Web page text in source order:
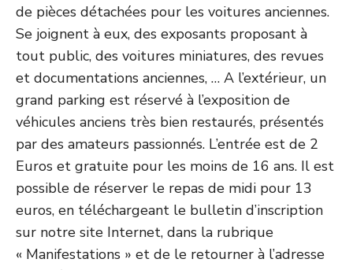
de pièces détachées pour les voitures anciennes.
Se joignent à eux, des exposants proposant à
tout public, des voitures miniatures, des revues
et documentations anciennes, … A l’extérieur, un
grand parking est réservé à l’exposition de
véhicules anciens très bien restaurés, présentés
par des amateurs passionnés. L’entrée est de 2
Euros et gratuite pour les moins de 16 ans. Il est
possible de réserver le repas de midi pour 13
euros, en téléchargeant le bulletin d’inscription
sur notre site Internet, dans la rubrique
« Manifestations » et de le retourner à l’adresse